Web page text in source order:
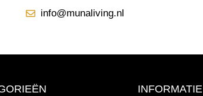
info@munaliving.nl
INFORMATIE